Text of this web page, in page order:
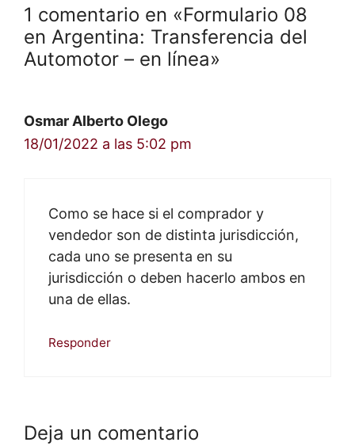
1 comentario en «Formulario 08
en Argentina: Transferencia del
Automotor – en línea»
Osmar Alberto Olego
18/01/2022 a las 5:02 pm
Como se hace si el comprador y
vendedor son de distinta jurisdicción,
cada uno se presenta en su
jurisdicción o deben hacerlo ambos en
una de ellas.
Responder
Deja un comentario